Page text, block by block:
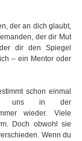
der an dich glaubt,
der dir Mut
dir den Spiegel
– ein Mentor oder
schon einmal
uns in der
wieder. Viele
Doch obwohl sie
Wenn du